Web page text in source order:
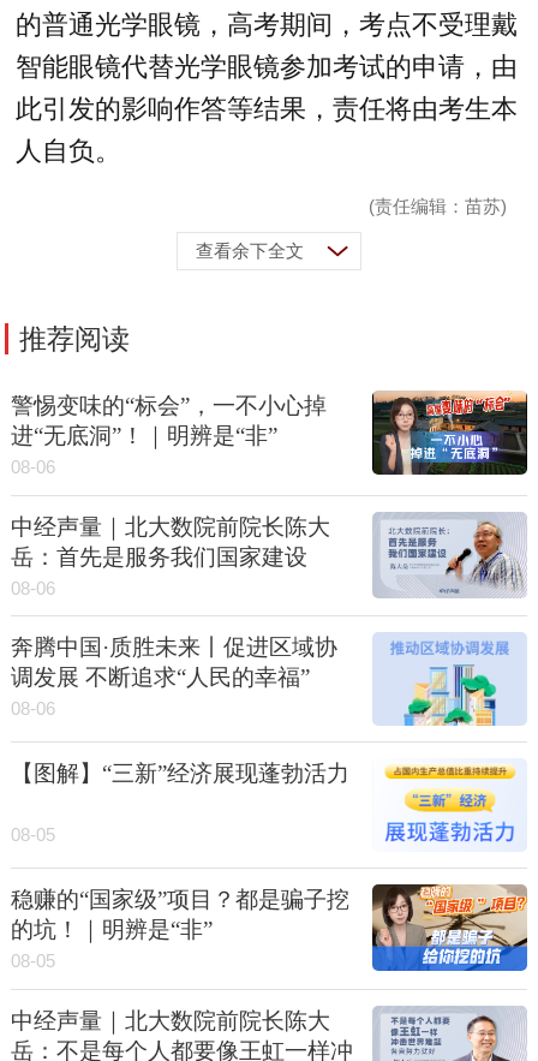
的普通光学眼镜，高考期间，考点不受理戴
智能眼镜代替光学眼镜参加考试的申请，由
此引发的影响作答等结果，责任将由考生本
人自负。
(责任编辑：苗苏)
查看余下全文
推荐阅读
警惕变味的“标会”，一不小心掉
进“无底洞”！｜明辨是“非”
08-06
中经声量｜北大数院前院长陈大
岳：首先是服务我们国家建设
08-06
奔腾中国·质胜未来丨促进区域协
调发展 不断追求“人民的幸福”
08-06
【图解】“三新”经济展现蓬勃活力
08-05
稳赚的“国家级”项目？都是骗子挖
的坑！｜明辨是“非”
08-05
中经声量｜北大数院前院长陈大
岳：不是每个人都要像王虹一样冲